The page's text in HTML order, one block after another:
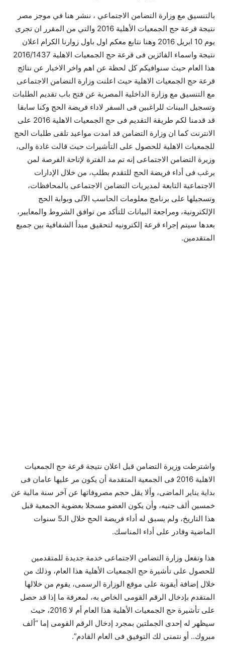
بالتنسيق مع وزارة التضامن الاجتماعي ، ننشر هنا في موجز مصر
نتيجة قرعة حج الجمعيات الأهلية 2016 والتي من المقرر ان تجرى
يوم 10 ابريل 2016 وهنا نتابع معكم اول باول زوارنا الكرام اعلان
نتيجة واسماء الفائزين فى قرعة حج الجمعيات الاهلية 2016/1437
هذا العام حيث سنوافيكم كل لحظة عن اهم واخر الاخبار عن نتائج
قرعة حج الجمعيات الاهلية حيث اعلنت وزارة التضامن الاجتماعى
مع التنسيق مع وزارة الداخلية المصرية عن فتح باب تقديم الطلبات
وتسجيل البينات للراغبين فى السفر لاداء فريضة الحج وكنا سابقا
قد قدمنا لكم طريقة التقديم فى حج الجمعيات الاهلية 2016 على
الانترنت كما ان وزارة التضامن قد امدت مواعيد تلقى طلبات الحج
للجمعيات الاهلية للحصول على التأشيرات حيث قالت غادة والى،
وزيرة التضامن الاجتماعى إنه تم مد الفترة لإتاحة الفرصة لمن
يرغب فى أداء فريضة الحج للتقدم بطلب، من خلال الإدارات
الاجتماعية التابعة لمديريات التضامن الاجتماعى بالمحافظات،
وتسجيلها على برنامج معلومات الحاسب الآلى وبوابة الحج
الإلكترونية، ومراجعة البيانات للتأكد من توافق الشروط والمعايير،
بعدها سيتم إجراء قرعة إلكترونيه لتحقيق مبدأ الشفافية بين جميع
المتقدمين.
واشترطت وزيرة التضامن قبل اعلان نتيجة قرعة حج الجمعيات
الاهلية 2016 فى الجمعية المتقدمة أن يكون مر عليها عامان فى
بداية يناير الماضى، وألا يقل حجم مصروفاتها عن آخر سنة مالية عن
خمسين ألف جنيه، وأن يكون العضو مسجلا بعضوية الجمعية قبل
هذا التاريخ، ولم يسبق له أداء فريضة الحج خلال الـ5 سنوات
الماضية وقادر على أداء المناسك.
هذا وتفعل وزارة التضامن الاجتماعى خدمة جديدة للمتقدمين
للحصول على تأشيرة حج الجمعيات الأهلية هذا العام، وذلك من
خلال إضافة أيقونة على موقع الوزارة الرسمى، يقوم من خلالها
المتقدم بإدخال الرقم القومى الخاص به، لمعرفة ما إذا قد حصل
على تأشيرة حج الجمعيات الأهلية هذا العام أم لا 2016، حيث
سيظهر له إحدى الجملتين بمجرد إدخال الرقم القومى إما “ألف
مبروك.. أو نتمنى لك التوفيق فى العام القادم”.